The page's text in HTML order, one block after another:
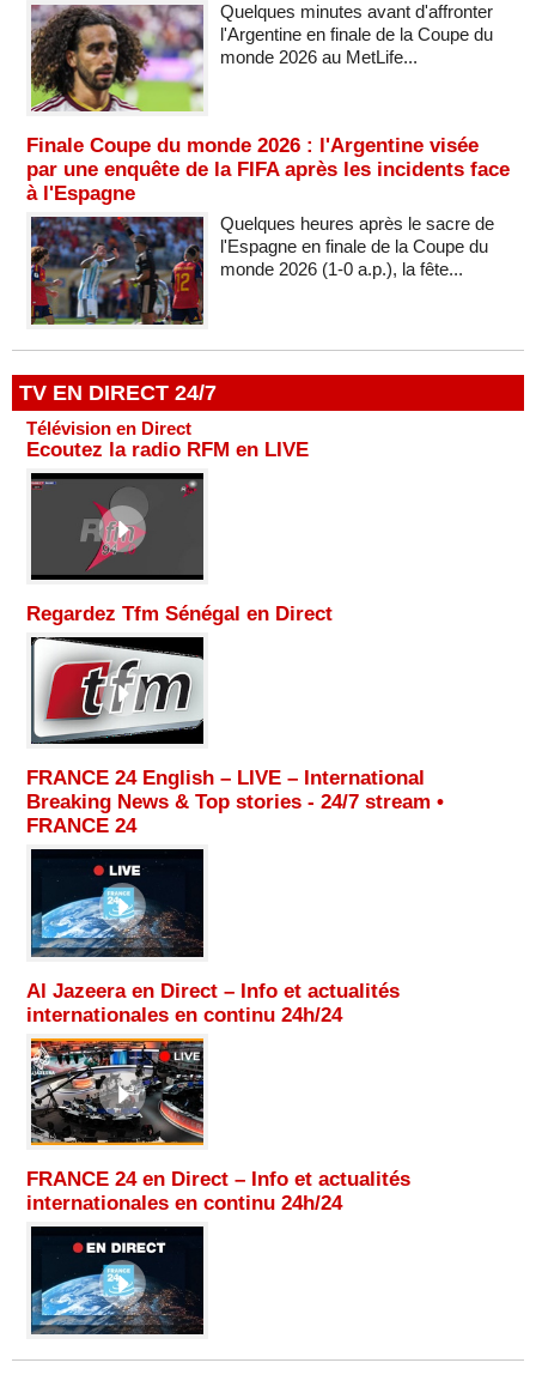
Quelques minutes avant d'affronter
l'Argentine en finale de la Coupe du
monde 2026 au MetLife...
Finale Coupe du monde 2026 : l'Argentine visée
par une enquête de la FIFA après les incidents face
à l'Espagne
Quelques heures après le sacre de
l'Espagne en finale de la Coupe du
monde 2026 (1-0 a.p.), la fête...
TV EN DIRECT 24/7
Télévision en Direct
Ecoutez la radio RFM en LIVE
Regardez Tfm Sénégal en Direct
FRANCE 24 English – LIVE – International
Breaking News & Top stories - 24/7 stream •
FRANCE 24
Al Jazeera en Direct – Info et actualités
internationales en continu 24h/24
FRANCE 24 en Direct – Info et actualités
internationales en continu 24h/24